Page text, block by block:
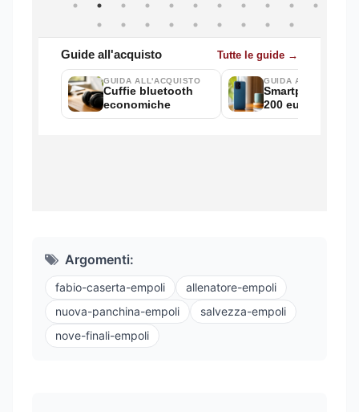
Argomenti:
fabio-caserta-empoli
allenatore-empoli
nuova-panchina-empoli
salvezza-empoli
nove-finali-empoli